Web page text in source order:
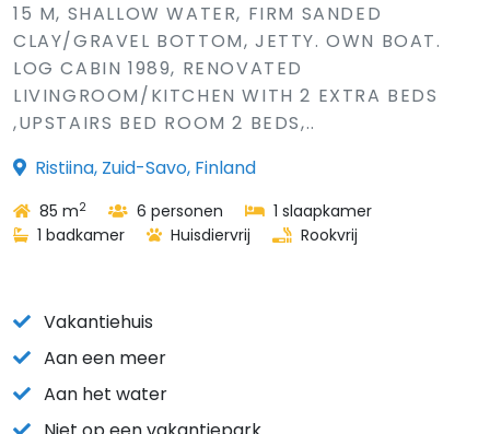
15 M, SHALLOW WATER, FIRM SANDED
CLAY/GRAVEL BOTTOM, JETTY. OWN BOAT.
LOG CABIN 1989, RENOVATED
LIVINGROOM/KITCHEN WITH 2 EXTRA BEDS
,UPSTAIRS BED ROOM 2 BEDS,..
Ristiina, Zuid-Savo, Finland
85 m2 6 personen
1 slaapkamer
1 badkamer
Huisdiervrij Rookvrij
Vakantiehuis
Aan een meer
Aan het water